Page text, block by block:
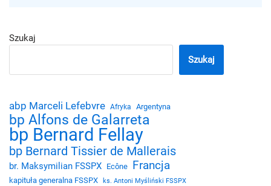
Szukaj
Szukaj
abp Marceli Lefebvre Afryka Argentyna
bp Alfons de Galarreta
bp Bernard Fellay
bp Bernard Tissier de Mallerais
br. Maksymilian FSSPX Ecône Francja
kapituła generalna FSSPX ks. Antoni Myśliński FSSPX